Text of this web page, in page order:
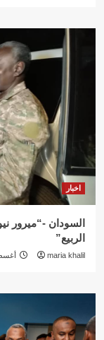
اخبار
السودان -“ميرور
الربيع”
maria khalil أغسطس